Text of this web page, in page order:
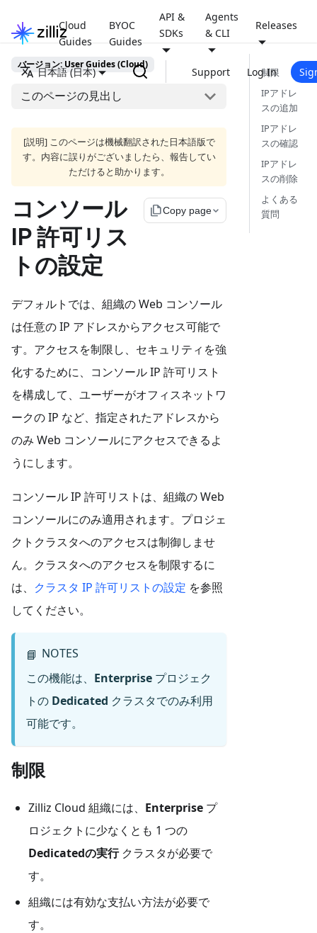
Cloud
Guides
BYOC
Guides
API &
SDKs
Agents
& CLI
Releases
日本語 (日本) Support Log In
バージョン: User Guides (Cloud)
このページの見出し
[説明] このページは機械翻訳された日本語版で
す。内容に誤りがございましたら、報告してい
ただけると助かります。
コンソール
IP 許可リス
トの設定
file_copyCopy page
デフォルトでは、組織の Web コンソール
は任意の IP アドレスからアクセス可能で
す。アクセスを制限し、セキュリティを強
化するために、コンソール IP 許可リスト
を構成して、ユーザーがオフィスネットワ
ークの IP など、指定されたアドレスから
のみ Web コンソールにアクセスできるよ
うにします。
コンソール IP 許可リストは、組織の Web
コンソールにのみ適用されます。プロジェ
クトクラスタへのアクセスは制御しませ
ん。クラスタへのアクセスを制限するに
は、 クラスタ IP 許可リストの設定 を参照
してください。
📘 NOTES
この機能は、 Enterprise プロジェク
トの Dedicated クラスタでのみ利用
可能です。
制限
Zilliz Cloud 組織には、 Enterprise プ
ロジェクトに少なくとも 1 つの
Dedicatedの実行クラスタが必要で
す。
組織には有効な支払い方法が必要で
す。
制限
IPアドレ
スの追加
IPアドレ
スの確認
IPアドレ
スの削除
よくある
質問